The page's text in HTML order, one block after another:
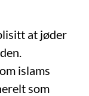
at jøder
islams
som